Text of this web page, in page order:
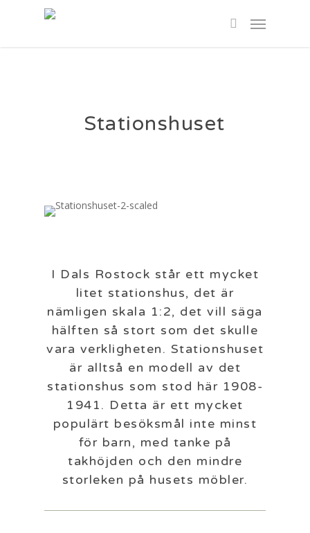
search
Menu
Stationshuset
I Dals Rostock står ett mycket
litet stationshus, det är
nämligen skala 1:2, det vill säga
hälften så stort som det skulle
vara verkligheten. Stationshuset
är alltså en modell av det
stationshus som stod här 1908-
1941. Detta är ett mycket
populärt besöksmål inte minst
för barn, med tanke på
takhöjden och den mindre
storleken på husets möbler.